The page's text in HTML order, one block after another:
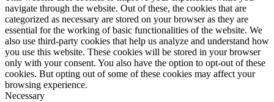
navigate through the website. Out of these, the cookies that are
categorized as necessary are stored on your browser as they are
essential for the working of basic functionalities of the website. We
also use third-party cookies that help us analyze and understand how
you use this website. These cookies will be stored in your browser
only with your consent. You also have the option to opt-out of these
cookies. But opting out of some of these cookies may affect your
browsing experience.
Necessary